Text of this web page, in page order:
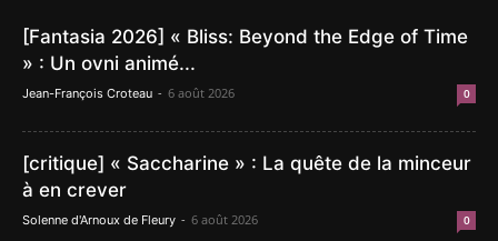
[Fantasia 2026] « Bliss: Beyond the Edge of Time
» : Un ovni animé...
Jean-François Croteau - 6 août 2026 0
[critique] « Saccharine » : La quête de la minceur
à en crever
Solenne d'Arnoux de Fleury - 6 août 2026 0